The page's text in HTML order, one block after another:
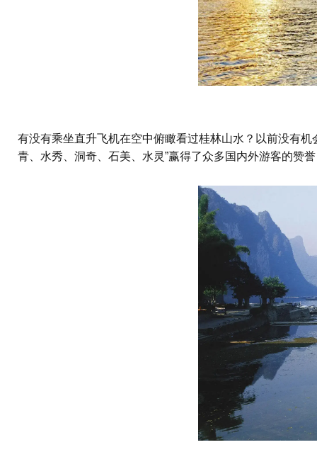
有没有乘坐直升飞机在空中俯瞰看过桂林山水？以前没有
青、水秀、洞奇、石美、水灵”赢得了众多国内外游客的赞